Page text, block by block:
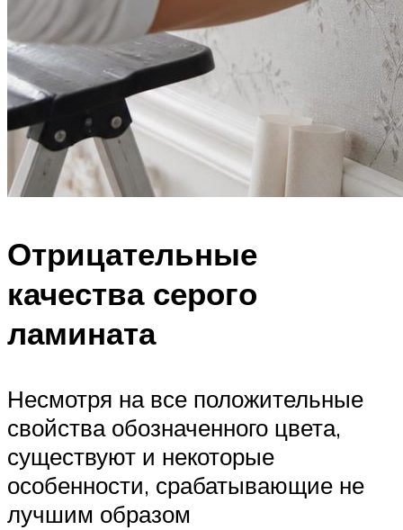
Отрицательные
качества серого
ламината
Несмотря на все положительные
свойства обозначенного цвета,
существуют и некоторые
особенности, срабатывающие не
лучшим образом